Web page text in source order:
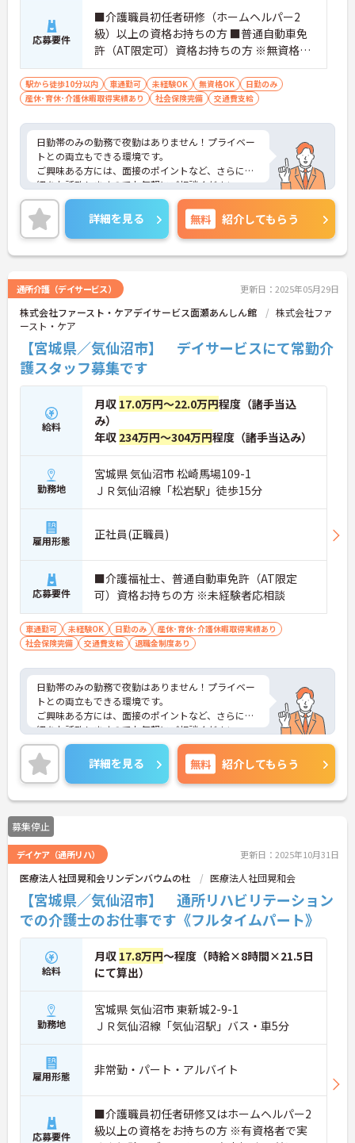
応募要件
■介護職員初任者研修（ホームヘルパー2
級）以上の資格お持ちの方 ■普通自動車免
許（AT限定可）資格お持ちの方 ※無資格
者、未経験者応相談
駅から徒歩10分以内 車通勤可 未経験OK 無資格OK
日勤のみ
産休･育休･介護休暇取得実績あり
社会保険完備 交通費支給
日勤帯のみの勤務で夜勤はありません！プライベー
トとの両立もできる環境です。
ご興味ある方には、面接のポイントなど、さらに詳
細をお話致しますのでお気軽にご相談ください。
詳細を見る 無料 紹介してもらう
通所介護（デイサービス） 更新日：2025年05月29日
株式会社ファースト・ケアデイサービス面瀬あんしん館
株式会社ファ
ースト・ケア
【宮城県／気仙沼市】 デイサービスにて常勤介
護スタッフ募集です
給料
月収 17.0万円～22.0万円程度（諸手当込
み）
年収 234万円～304万円程度（諸手当込み）
勤務地
宮城県 気仙沼市 松崎馬場109-1
ＪＲ気仙沼線「松岩駅」徒歩15分
雇用形態 正社員(正職員)
応募要件
■介護福祉士、普通自動車免許（AT限定
可）資格お持ちの方 ※未経験者応相談
車通勤可 未経験OK 日勤のみ
産休･育休･介護休暇取得実績あり
社会保険完備
交通費支給 退職金制度あり
日勤帯のみの勤務で夜勤はありません！プライベー
トとの両立もできる環境です。
ご興味ある方には、面接のポイントなど、さらに詳
細をお話致しますのでお気軽にご相談ください。
詳細を見る 無料 紹介してもらう
募集停止
デイケア（通所リハ） 更新日：2025年10月31日
医療法人社団晃和会リンデンバウムの杜 医療法人社団晃和会
【宮城県／気仙沼市】 通所リハビリテーション
での介護士のお仕事です《フルタイムパート》
給料
月収 17.8万円～程度（時給×8時間×21.5日
にて算出）
勤務地
宮城県 気仙沼市 東新城2-9-1
ＪＲ気仙沼線「気仙沼駅」バス・車5分
雇用形態 非常勤・パート・アルバイト
応募要件
■介護職員初任者研修又はホームヘルパー2
級以上の資格をお持ちの方 ※有資格者で実